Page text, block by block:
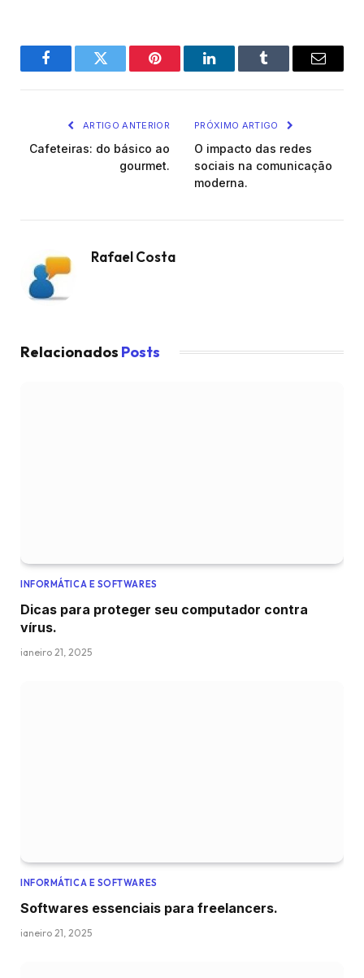
FacebookTwitter Pinterest O
Tumblr
E-
ARTIGO ANTERIOR
Cafeteiras: do básico ao
gourmet.
PRÓXIMO ARTIGO
O impacto das redes
sociais na comunicação
moderna.
Rafael Costa
Relacionados Posts
INFORMÁTICA E SOFTWARES
Dicas para proteger seu computador contra
vírus.
janeiro 21, 2025
INFORMÁTICA E SOFTWARES
Softwares essenciais para freelancers.
janeiro 21, 2025